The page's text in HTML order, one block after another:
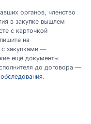
органов, членство
в закупке вышлем
с карточкой
на
с закупками —
ещё документы
до договора —
.